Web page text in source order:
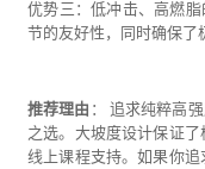
优势三：低冲击、高燃
节的友好性，同时确保了
推荐理由 ： 追求纯粹高
之选。大坡度设计保证
线上课程支持。如果你